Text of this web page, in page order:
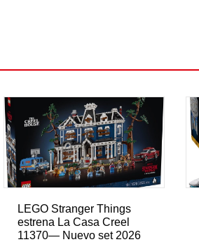
LEGO Stranger Things
estrena La Casa Creel
11370— Nuevo set 2026